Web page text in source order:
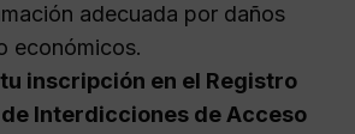
adecuada por daños
económicos.
inscripción en el Registro
Interdicciones de Acceso